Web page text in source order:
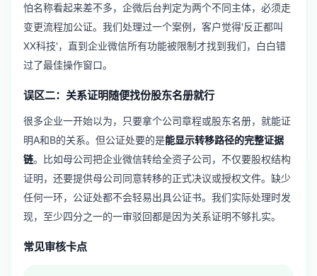
怕名称看起来差不多，企微后台判定为两个不同主体，必须走
变更流程加公证。我们处理过一个案例，客户觉得'反正都叫
XX科技'，直到企业微信所有功能被限制才找到我们，白白错
过了最佳操作窗口。
误区二：关系证明随便找份股东名册就行
很多企业一开始以为，只要拿个公司章程或股东名册，就能证
明A和B的关系。但公证处要的是能显示转移路径的完整证据
链。比如母公司把企业微信转给全资子公司，不仅要股权结构
证明，还要提供母公司同意转移的正式决议或授权文件。缺少
任何一环，公证处都不会轻易出具公证书。我们实际处理时发
现，至少四分之一的一审驳回都是因为关系证明不够扎实。
常见审核卡点